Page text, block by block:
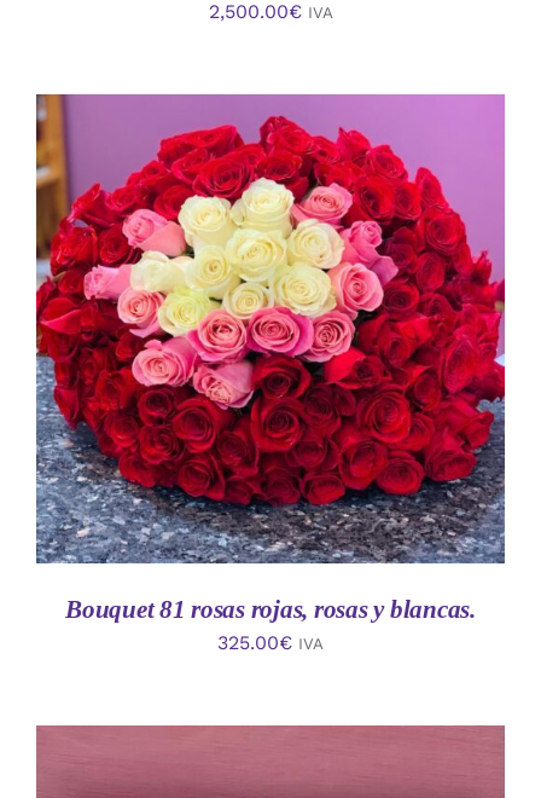
2,500.00€ IVA
AÑADIR AL CARRITO
/
DETALLES
Bouquet 81 rosas rojas, rosas y blancas.
325.00€ IVA